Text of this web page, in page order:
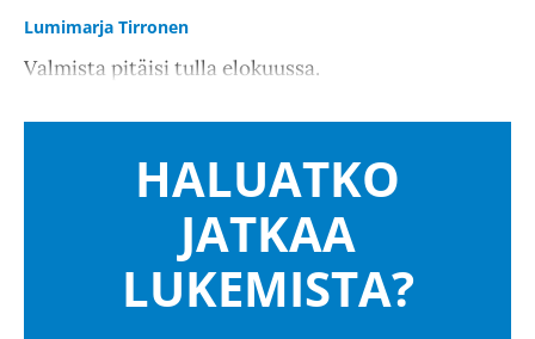
Lumimarja Tirronen
Valmista pitäisi tulla elokuussa.
HALUATKO
JATKAA
LUKEMISTA?